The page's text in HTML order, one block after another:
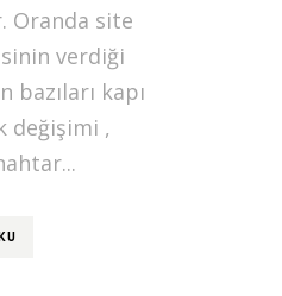
Oranda site
verdiği
bazıları kapı
değişimi ,